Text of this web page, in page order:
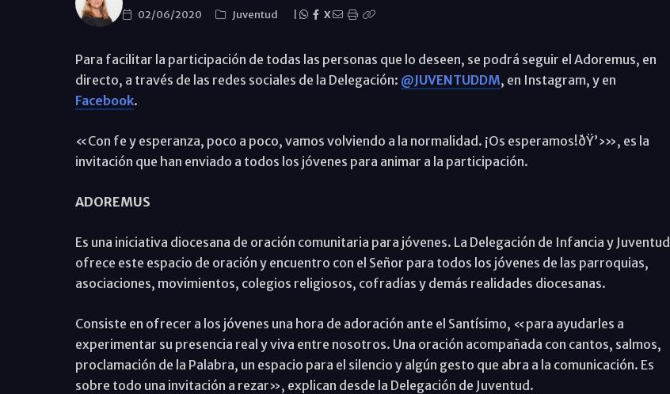
02/06/2020 Juventud X
Para facilitar la participación de todas las personas que lo deseen, se podrá seguir el Adoremus, en
directo, a través de las redes sociales de la Delegación: @JUVENTUDDM, en Instagram, y en
Facebook.
«Con fe y esperanza, poco a poco, vamos volviendo a la normalidad. ¡Os esperamos!ðŸ’›», es la
invitación que han enviado a todos los jóvenes para animar a la participación.
ADOREMUS
Es una iniciativa diocesana de oración comunitaria para jóvenes. La Delegación de Infancia y Juventud
ofrece este espacio de oración y encuentro con el Señor para todos los jóvenes de las parroquias,
asociaciones, movimientos, colegios religiosos, cofradías y demás realidades diocesanas.
Consiste en ofrecer a los jóvenes una hora de adoración ante el Santísimo, «para ayudarles a
experimentar su presencia real y viva entre nosotros. Una oración acompañada con cantos, salmos,
proclamación de la Palabra, un espacio para el silencio y algún gesto que abra a la comunicación. Es
sobre todo una invitación a rezar», explican desde la Delegación de Juventud.